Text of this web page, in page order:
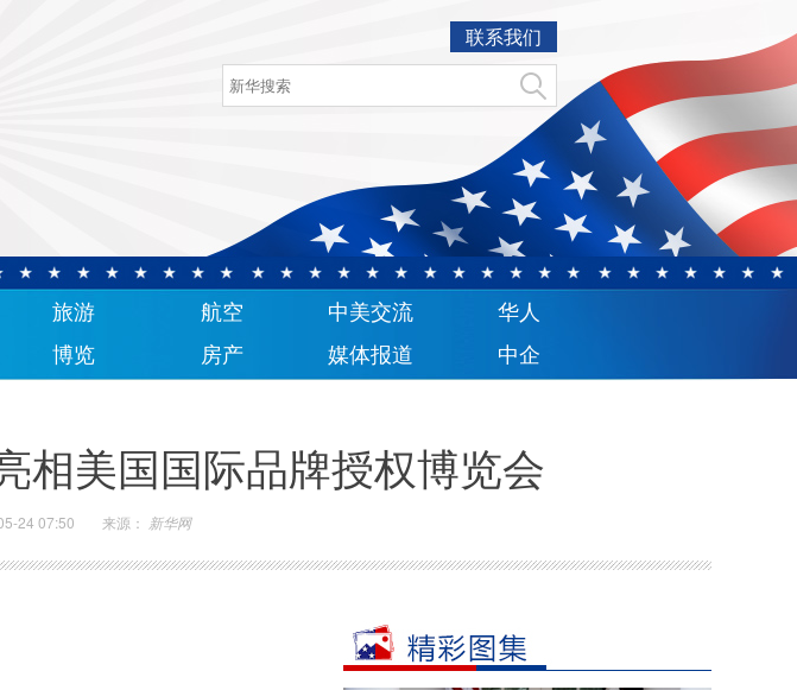
联系我们
旅游 航空 中美交流
华人
博览 房产 媒体报道 中企
相美国国际品牌授权博览会
24 07:50 来源： 新华网